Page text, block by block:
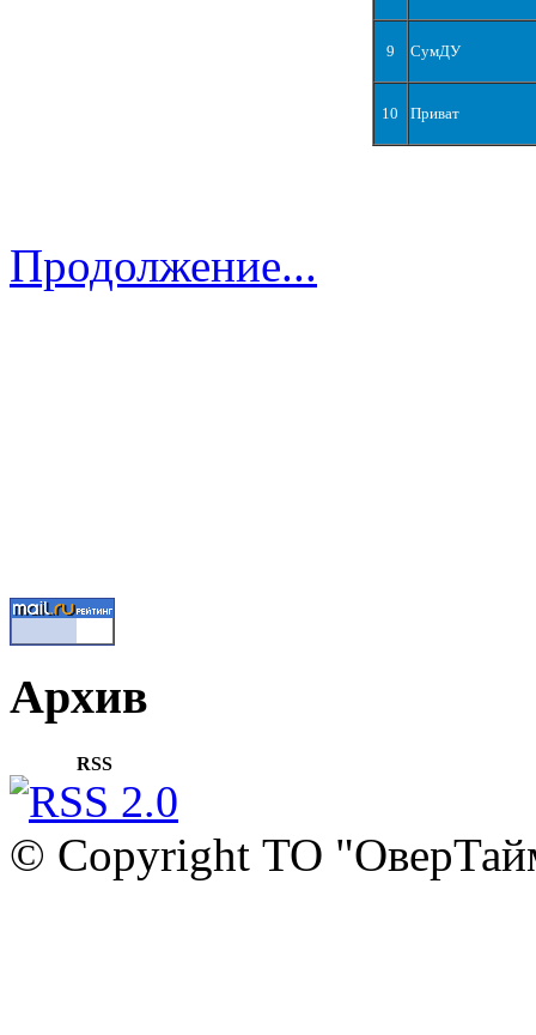
9 СумДУ
10 Приват
Продолжение...
Архив
RSS
© Copyright ТО